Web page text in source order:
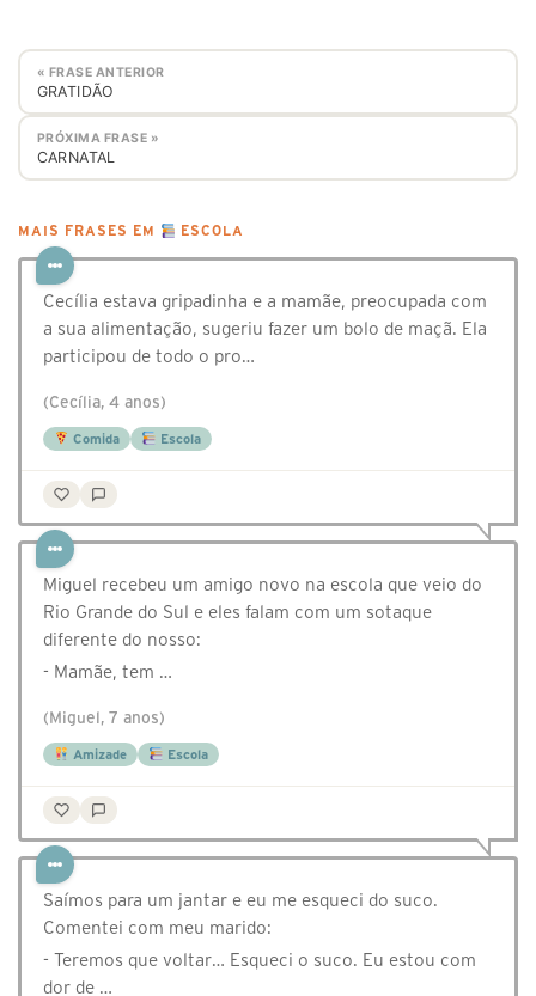
« FRASE ANTERIOR
GRATIDÃO
PRÓXIMA FRASE »
CARNATAL
MAIS FRASES EM ESCOLA
Cecília estava gripadinha e a mamãe, preocupada com
a sua alimentação, sugeriu fazer um bolo de maçã. Ela
participou de todo o pro…
(Cecília, 4 anos)
Comida Escola
Miguel recebeu um amigo novo na escola que veio do
Rio Grande do Sul e eles falam com um sotaque
diferente do nosso:
- Mamãe, tem …
(Miguel, 7 anos)
Amizade Escola
Saímos para um jantar e eu me esqueci do suco.
Comentei com meu marido:
- Teremos que voltar… Esqueci o suco. Eu estou com
dor de …